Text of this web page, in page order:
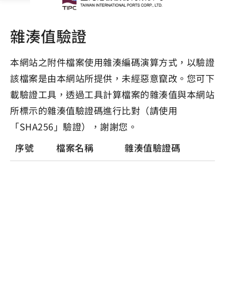
雜湊值驗證
本網站之附件檔案使用雜湊編碼演算方式，以驗證
該檔案是由本網站所提供，未經惡意竄改。您可下
載驗證工具，透過工具計算檔案的雜湊值與本網站
所標示的雜湊值驗證碼進行比對（請使用
「SHA256」驗證），謝謝您。
序號
檔案名稱 雜湊值驗證碼